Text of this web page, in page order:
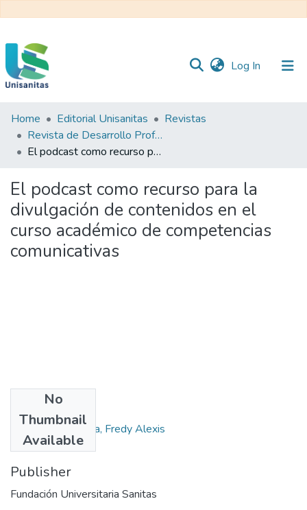
Log In (current)
Inicio
Web
Unisanitas
Biblioteca
Home Editorial Unisanitas
Revistas
Revista de Desarrollo Profesoral Universitario REDPRO
El podcast como recurso para la divulgación de contenidos en el curso académico de competencias comunicativas
El podcast como recurso para la
divulgación de contenidos en el
curso académico de competencias
comunicativas
No
Thumbnail
Available
Authors
Rodríguez Fiquitiva, Fredy Alexis
Publisher
Fundación Universitaria Sanitas